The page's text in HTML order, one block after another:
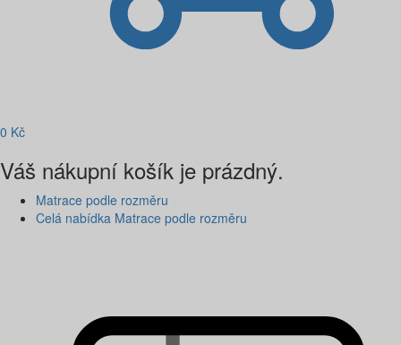
0 Kč
Váš nákupní košík je prázdný.
Matrace podle rozměru
Celá nabídka Matrace podle rozměru